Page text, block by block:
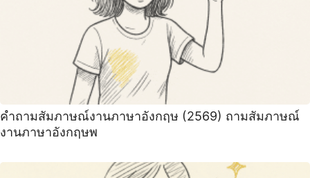
คําถามสัมภาษณ์งานภาษาอังกฤษ (2569) ถามสัมภาษณ์
งานภาษาอังกฤษพ